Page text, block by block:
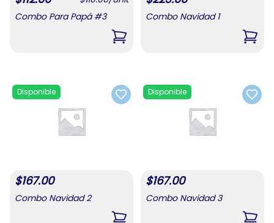
Combo Para Papá #3
,Combo Para Papá #3
Combo Navidad 1
,
Add to favorites
Disponible
$167.00
Combo Navidad 2
Add
Disponible
$167.00
Combo Navidad 3